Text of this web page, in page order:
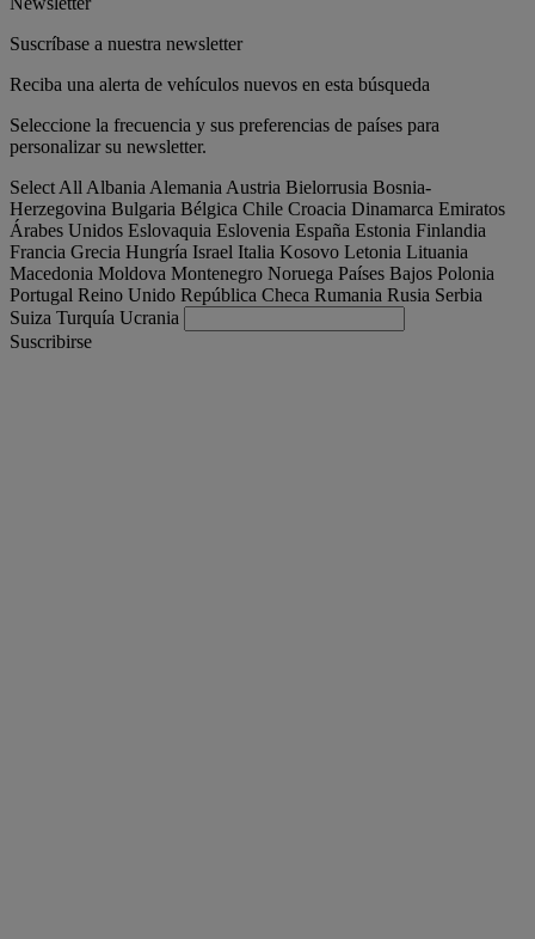
Suscríbase a nuestra newsletter
Reciba una alerta de vehículos nuevos en esta búsqueda
Seleccione la frecuencia y sus preferencias de países para
personalizar su newsletter.
Select AllAlbaniaAlemaniaAustria Bielorrusia Bosnia-
Herzegovina Bulgaria Bélgica Chile Croacia Dinamarca Emiratos
Árabes Unidos Eslovaquia Eslovenia España Estonia Finlandia
Francia Grecia Hungría Israel Italia Kosovo Letonia Lituania
Macedonia Moldova Montenegro Noruega Países Bajos Polonia
Portugal Reino Unido República Checa Rumania Rusia Serbia
Suiza Turquía Ucrania
Suscribirse